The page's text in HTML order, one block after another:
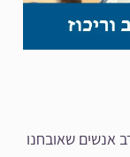
אנשים שאובחנו